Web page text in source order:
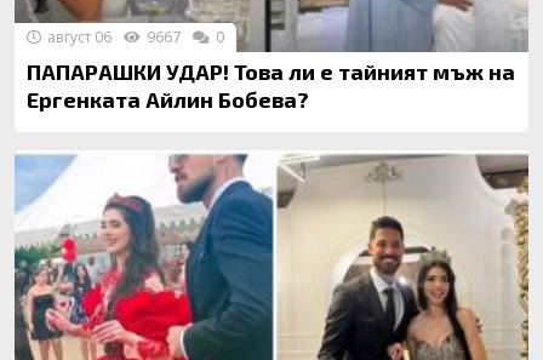
ПАПАРАШКИ УДАР! Това ли е тайният мъж на
Ергенката Айлин Бобева?
август 06 9667 0